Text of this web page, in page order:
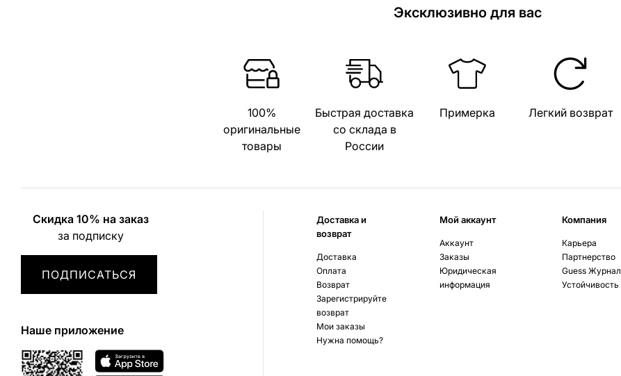
Эксклюзивно для вас
100%
оригинальные
товары
Быстрая доставка
со склада в
России
Примерка Легкий возврат
Скидка 10% на заказ
за подписку
ПОДПИСАТЬСЯ
Наше приложение
Доставка и
возврат
Доставка
Оплата
Возврат
Зарегистрируйте
возврат
Мои заказы
Нужна помощь?
Мой аккаунт
Аккаунт
Заказы
Юридическая
информация
Компания
Карьера
Партнерство
Guess Журнал
Устойчивость